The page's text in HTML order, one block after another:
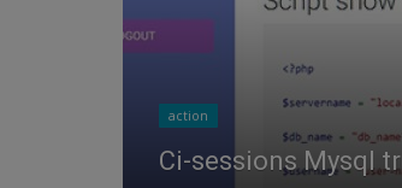
action
Ci-sessions Mysql